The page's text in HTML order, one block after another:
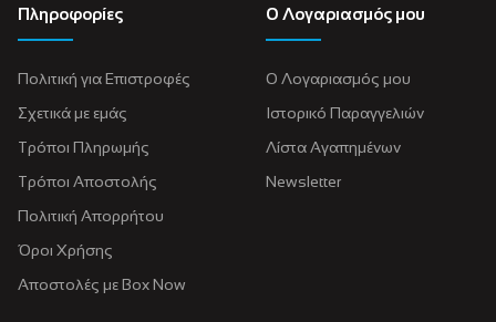
Πληροφορίες
Πολιτική για Eπιστροφές
Σχετικά με εμάς
Τρόποι Πληρωμής
Τρόποι Αποστολής
Πολιτική Απορρήτου
Όροι Χρήσης
Αποστολές με Box Now
Ο Λογαριασμός μου
Ο Λογαριασμός μου
Ιστορικό Παραγγελιών
Λίστα Αγαπημένων
Newsletter